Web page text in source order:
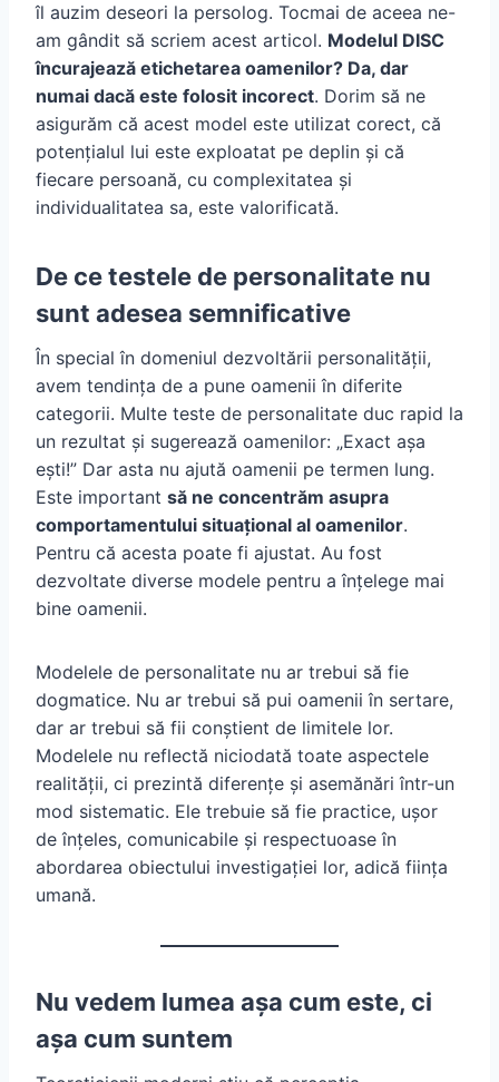
îl auzim deseori la persolog. Tocmai de aceea ne-
am gândit să scriem acest articol. Modelul DISC
încurajează etichetarea oamenilor? Da, dar
numai dacă este folosit incorect. Dorim să ne
asigurăm că acest model este utilizat corect, că
potențialul lui este exploatat pe deplin și că
fiecare persoană, cu complexitatea și
individualitatea sa, este valorificată.
De ce testele de personalitate nu
sunt adesea semnificative
În special în domeniul dezvoltării personalității,
avem tendința de a pune oamenii în diferite
categorii. Multe teste de personalitate duc rapid la
un rezultat și sugerează oamenilor: „Exact așa
ești!” Dar asta nu ajută oamenii pe termen lung.
Este important să ne concentrăm asupra
comportamentului situațional al oamenilor.
Pentru că acesta poate fi ajustat. Au fost
dezvoltate diverse modele pentru a înțelege mai
bine oamenii.
Modelele de personalitate nu ar trebui să fie
dogmatice. Nu ar trebui să pui oamenii în sertare,
dar ar trebui să fii conștient de limitele lor.
Modelele nu reflectă niciodată toate aspectele
realității, ci prezintă diferențe și asemănări într-un
mod sistematic. Ele trebuie să fie practice, ușor
de înțeles, comunicabile și respectuoase în
abordarea obiectului investigației lor, adică ființa
umană.
Nu vedem lumea așa cum este, ci
așa cum suntem